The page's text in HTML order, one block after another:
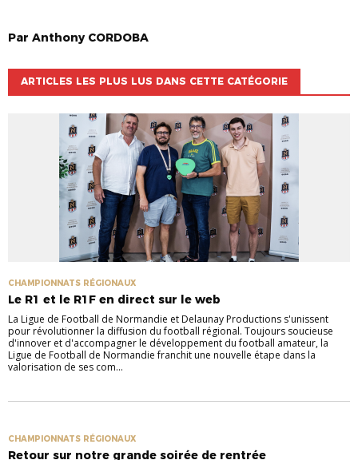
Par Anthony CORDOBA
ARTICLES LES PLUS LUS DANS CETTE CATÉGORIE
CHAMPIONNATS RÉGIONAUX
Le R1 et le R1F en direct sur le web
La Ligue de Football de Normandie et Delaunay Productions s'unissent
pour révolutionner la diffusion du football régional. Toujours soucieuse
d'innover et d'accompagner le développement du football amateur, la
Ligue de Football de Normandie franchit une nouvelle étape dans la
valorisation de ses com...
CHAMPIONNATS RÉGIONAUX
Retour sur notre grande soirée de rentrée